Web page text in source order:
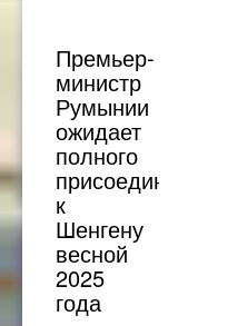
Премьер-
министр
Румынии
ожидает
полного
присоединения
к
Шенгену
весной
2025
года